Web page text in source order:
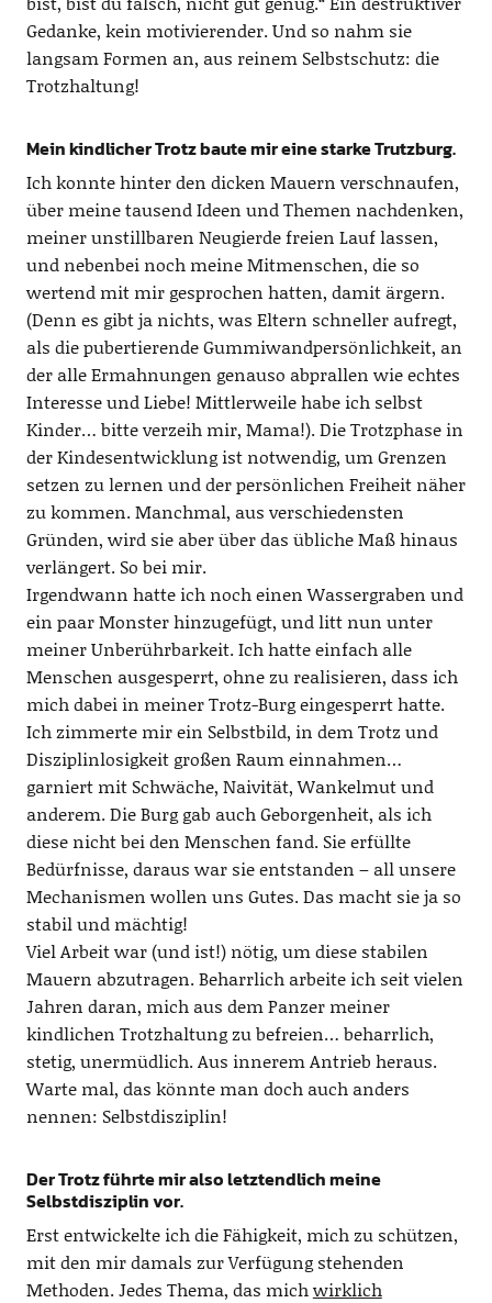
Gedanke, kein motivierender. Und so nahm sie
langsam Formen an, aus reinem Selbstschutz: die
Trotzhaltung!
Mein kindlicher Trotz baute mir eine starke Trutzburg.
Ich konnte hinter den dicken Mauern verschnaufen,
über meine tausend Ideen und Themen nachdenken,
meiner unstillbaren Neugierde freien Lauf lassen,
und nebenbei noch meine Mitmenschen, die so
wertend mit mir gesprochen hatten, damit ärgern.
(Denn es gibt ja nichts, was Eltern schneller aufregt,
als die pubertierende Gummiwandpersönlichkeit, an
der alle Ermahnungen genauso abprallen wie echtes
Interesse und Liebe! Mittlerweile habe ich selbst
Kinder… bitte verzeih mir, Mama!). Die Trotzphase in
der Kindesentwicklung ist notwendig, um Grenzen
setzen zu lernen und der persönlichen Freiheit näher
zu kommen. Manchmal, aus verschiedensten
Gründen, wird sie aber über das übliche Maß hinaus
verlängert. So bei mir.
Irgendwann hatte ich noch einen Wassergraben und
ein paar Monster hinzugefügt, und litt nun unter
meiner Unberührbarkeit. Ich hatte einfach alle
Menschen ausgesperrt, ohne zu realisieren, dass ich
mich dabei in meiner Trotz-Burg eingesperrt hatte.
Ich zimmerte mir ein Selbstbild, in dem Trotz und
Disziplinlosigkeit großen Raum einnahmen…
garniert mit Schwäche, Naivität, Wankelmut und
anderem. Die Burg gab auch Geborgenheit, als ich
diese nicht bei den Menschen fand. Sie erfüllte
Bedürfnisse, daraus war sie entstanden – all unsere
Mechanismen wollen uns Gutes. Das macht sie ja so
stabil und mächtig!
Viel Arbeit war (und ist!) nötig, um diese stabilen
Mauern abzutragen. Beharrlich arbeite ich seit vielen
Jahren daran, mich aus dem Panzer meiner
kindlichen Trotzhaltung zu befreien… beharrlich,
stetig, unermüdlich. Aus innerem Antrieb heraus.
Warte mal, das könnte man doch auch anders
nennen: Selbstdisziplin!
Der Trotz führte mir also letztendlich meine
Selbstdisziplin vor.
Erst entwickelte ich die Fähigkeit, mich zu schützen,
mit den mir damals zur Verfügung stehenden
Methoden. Jedes Thema, das michwirklich